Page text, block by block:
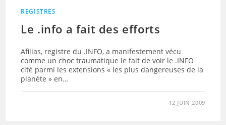
REGISTRES
Le .info a fait des efforts
Afilias, registre du .INFO, a manifestement vécu
comme un choc traumatique le fait de voir le .INFO
cité parmi les extensions « les plus dangereuses de la
planète » en…
12 JUIN 2009